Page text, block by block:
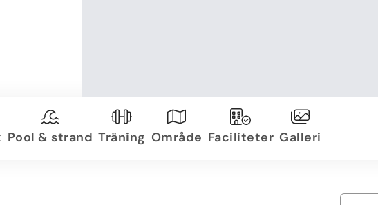
Pool & strand Träning Område Faciliteter Galleri